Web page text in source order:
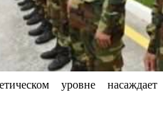
уровне насаждает